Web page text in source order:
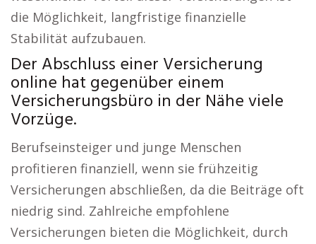
die Möglichkeit, langfristige finanzielle
Stabilität aufzubauen.
Der Abschluss einer Versicherung
online hat gegenüber einem
Versicherungsbüro in der Nähe viele
Vorzüge.
Berufseinsteiger und junge Menschen
profitieren finanziell, wenn sie frühzeitig
Versicherungen abschließen, da die Beiträge oft
niedrig sind. Zahlreiche empfohlene
Versicherungen bieten die Möglichkeit, durch